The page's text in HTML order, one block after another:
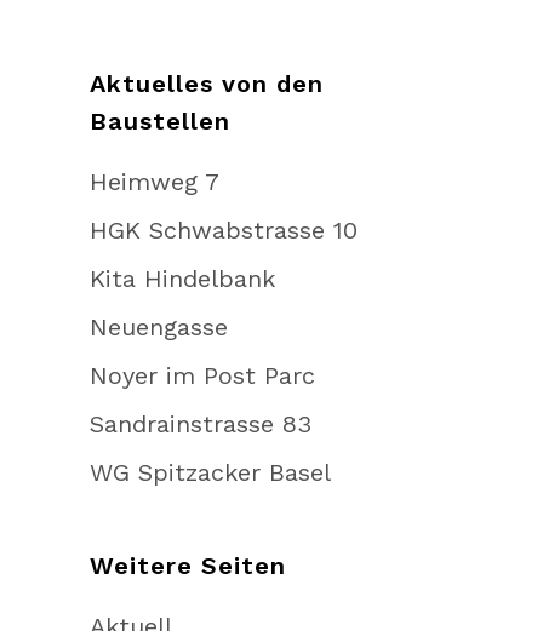
Aktuelles von den
Baustellen
Heimweg 7
HGK Schwabstrasse 10
Kita Hindelbank
Neuengasse
Noyer im Post Parc
Sandrainstrasse 83
WG Spitzacker Basel
Weitere Seiten